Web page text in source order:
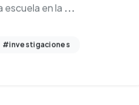
escuela en la
#investigaciones